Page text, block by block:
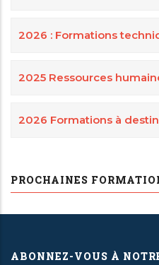
2026 : Formations
2025 Ressources
2026 Formations à
PROCHAINES
ABONNEZ-VOUS À